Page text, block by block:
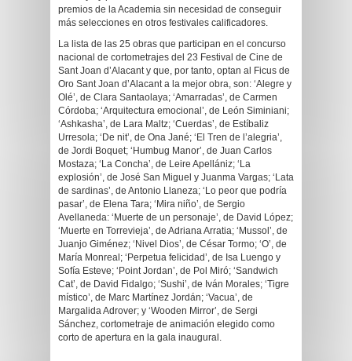
premios de la Academia sin necesidad de conseguir
más selecciones en otros festivales calificadores.
La lista de las 25 obras que participan en el concurso
nacional de cortometrajes del 23 Festival de Cine de
Sant Joan d’Alacant y que, por tanto, optan al Ficus de
Oro Sant Joan d’Alacant a la mejor obra, son: ‘Alegre y
Olé’, de Clara Santaolaya; ‘Amarradas’, de Carmen
Córdoba; ‘Arquitectura emocional’, de León Siminiani;
‘Ashkasha’, de Lara Maltz; ‘Cuerdas’, de Estíbaliz
Urresola; ‘De nit’, de Ona Jané; ‘El Tren de l’alegria’,
de Jordi Boquet; ‘Humbug Manor’, de Juan Carlos
Mostaza; ‘La Concha’, de Leire Apellániz; ‘La
explosión’, de José San Miguel y Juanma Vargas; ‘Lata
de sardinas’, de Antonio Llaneza; ‘Lo peor que podría
pasar’, de Elena Tara; ‘Mira niño’, de Sergio
Avellaneda: ‘Muerte de un personaje’, de David López;
‘Muerte en Torrevieja’, de Adriana Arratia; ‘Mussol’, de
Juanjo Giménez; ‘Nivel Dios’, de César Tormo; ‘O’, de
María Monreal; ‘Perpetua felicidad’, de Isa Luengo y
Sofía Esteve; ‘Point Jordan’, de Pol Miró; ‘Sandwich
Cat’, de David Fidalgo; ‘Sushi’, de Iván Morales; ‘Tigre
místico’, de Marc Martínez Jordán; ‘Vacua’, de
Margalida Adrover; y ‘Wooden Mirror’, de Sergi
Sánchez, cortometraje de animación elegido como
corto de apertura en la gala inaugural.